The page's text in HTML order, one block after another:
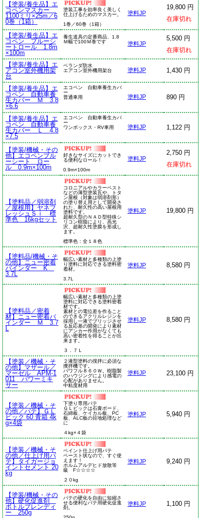
【塗装/養生品】エ
コペンマスカー
1100ミリ×25m／6
0巻（1箱）
塗装工事を効率良く美しく
仕上げるためのマスカー。
1巻／60巻（1箱）
塗料JP
19,800 円
在庫切れ
【塗装/養生品】エ
コペン ブルーシ
ートロール 1.8m
×100m
養生道具の定番商品、1.8
Ｍ幅で100Ｍ巻です
塗料JP
5,500 円
在庫切れ
【塗装/養生品】エ
アコン室外機用架
台
ベランダ防水
エアコン室外機用架台
塗料JP 1,430 円
【塗装/養生品】エ
コペン 自動車養
生カバー Ｍ 3.8
×6.6
エコペン 自動車養生カバ
ー
普通車用
塗料JP 890 円
【塗装/養生品】エ
コペン 自動車養
生カバー Ｌ 4.8
×7.5
エコペン 自動車養生カバ
ー
ワンボックス・RV車用
塗料JP 1,122 円
【塗装/機械・その
他】エコペンブル
ーシート ロー
ル 0.9m×100m
好きなサイズにカットでき
る便利なロール！
0.9m×100m
塗料JP
2,750 円
在庫切れ
【塗料品／弱溶剤
／屋根用】ヤネフ
レッシュＳｉ 標
準色 16kgセット
コロニアルやカラーベスト
などの薄型塗装瓦や、トタ
ン屋根（対象は弱溶剤形）
の塗り替え用として開発さ
れた、耐久性の高い屋根用
塗料です。
超耐久型のＮＡＤ型特殊シ
リコン樹脂により、高光
沢、超耐久性塗膜を形成し
ます。
標準色：全１８色
塗料JP 19,800 円
【塗料品/機械・そ
の他】ニュー密着
バインダー K
3.7L
幅広い素材と多種類の上塗
り塗料に対応できる塗料密
着材。
3.7L
塗料JP 8,580 円
【塗料品／密着
材】ニュー密着バ
インダー Ｍ 3.7
L
幅広い素材と多種類の上塗
塗料に対応できる塗料密着
材です。
素材との電位差を作ること
のできるアクリルレジンを
採用し一液でブリッジさせ
る反応基の開発により素材
にアンカー作用がなくても
高い密着性を得ることが出
来ます。
３．７Ｌ
塗料JP 8,580 円
【塗装／機械・そ
の他】マザール／
マーゼル APM-1
011 パワーミキ
サー
２液型塗料の撹拌に必須な
攪拌機です。
パワフル８６０Ｗ。樹脂製
のハウジングにより感電の
心配がありません。
中粘度材用
塗料JP 23,100 円
【塗装／機械・そ
の他／パテ】ＧＬ
ビック 60 青箱 4k
g×4袋
下塗り専用パテ
ＧＬビックは石膏ボード、
石綿板、ケイカル板、PC
板、ALC板の目地処理など
に
４kg×４袋
塗料JP 5,940 円
【塗装／機械・そ
の他／仕上げ用パ
テ】タイガージョ
イントセメント 20
kg
ペイント仕上げ用パテ
ペースト状なので、すぐ使
えます！
ホルムアルデヒド放散等
級 F☆☆☆☆
２０kg
塗料JP 9,240 円
【塗装/機械・その
他】硬化促進剤
ボトルブレンディ
ー 250g
パテの硬化を自由に短縮さ
せる便利なパテ用硬化促進
剤。
塗料JP 1,100 円